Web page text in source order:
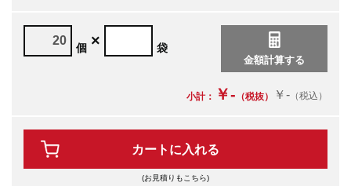
個 × 袋
小計： ￥- （税抜） ￥- （税込）
カートに入れる
(お見積りもこちら)